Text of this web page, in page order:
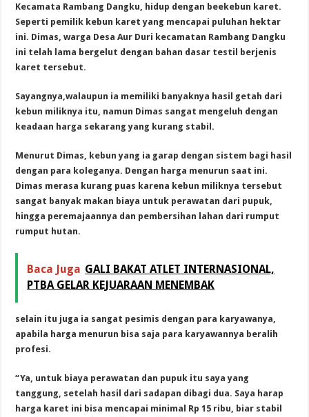
Kecamata Rambang Dangku, hidup dengan beekebun karet.
Seperti pemilik kebun karet yang mencapai puluhan hektar
ini. Dimas, warga Desa Aur Duri kecamatan Rambang Dangku
ini telah lama bergelut dengan bahan dasar testil berjenis
karet tersebut.
Sayangnya,walaupun ia memiliki banyaknya hasil getah dari
kebun miliknya itu, namun Dimas sangat mengeluh dengan
keadaan harga sekarang yang kurang stabil.
Menurut Dimas, kebun yang ia garap dengan sistem bagi hasil
dengan para koleganya. Dengan harga menurun saat ini.
Dimas merasa kurang puas karena kebun miliknya tersebut
sangat banyak makan biaya untuk perawatan dari pupuk,
hingga peremajaannya dan pembersihan lahan dari rumput
rumput hutan.
Baca Juga GALI BAKAT ATLET INTERNASIONAL,
PTBA GELAR KEJUARAAN MENEMBAK
selain itu juga ia sangat pesimis dengan para karyawanya,
apabila harga menurun bisa saja para karyawannya beralih
profesi.
“Ya, untuk biaya perawatan dan pupuk itu saya yang
tanggung, setelah hasil dari sadapan dibagi dua. Saya harap
harga karet ini bisa mencapai minimal Rp 15 ribu, biar stabil